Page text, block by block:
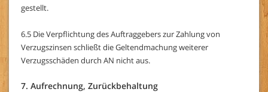
gestellt.
6.5 Die Verpflichtung des Auftraggebers zur Zahlung von
Verzugszinsen schließt die Geltendmachung weiterer
Verzugsschäden durch AN nicht aus.
7. Aufrechnung, Zurückbehaltung